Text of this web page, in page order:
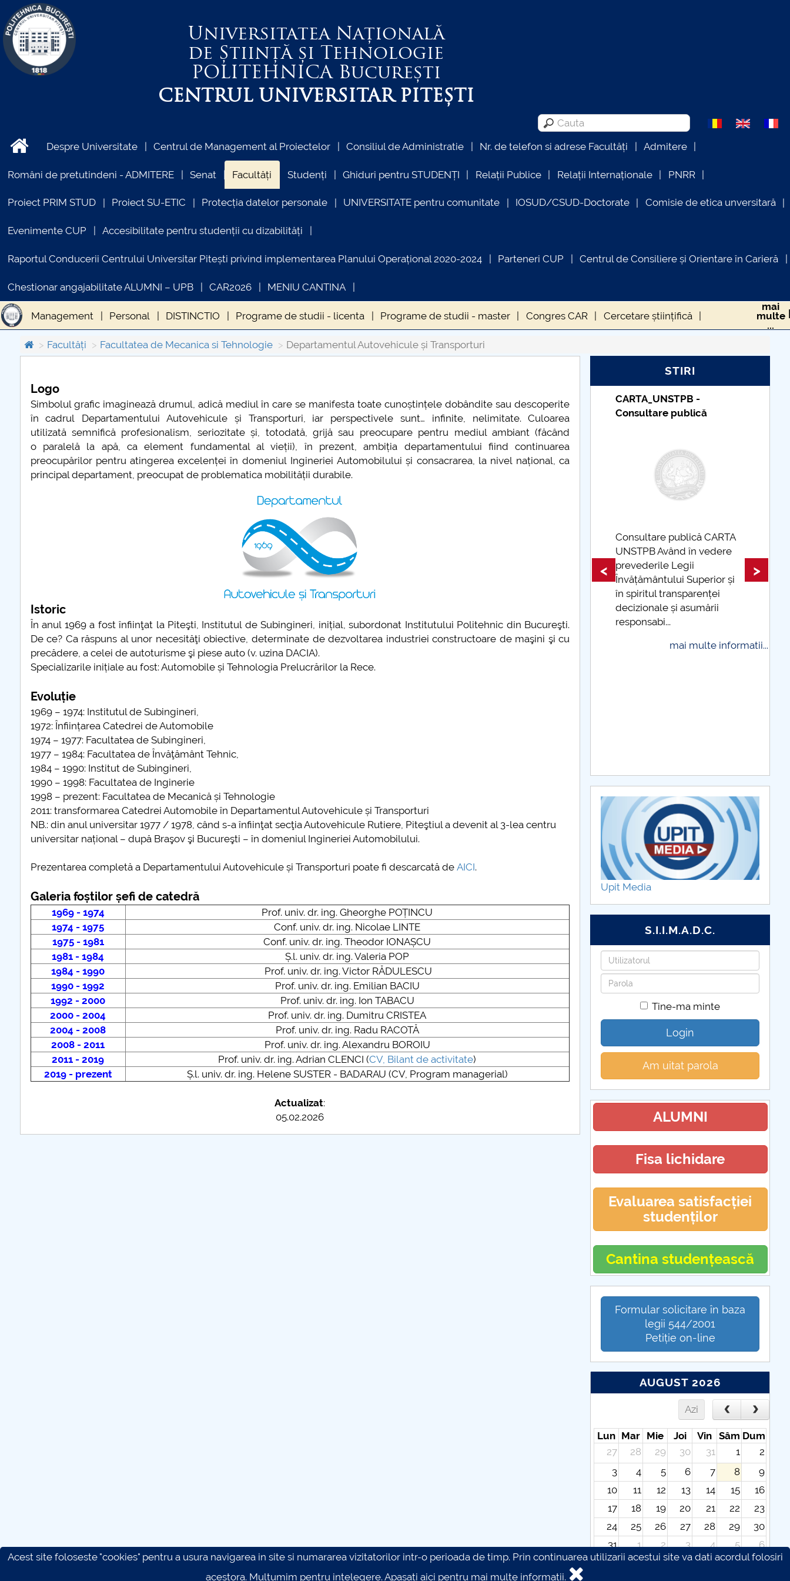
Universitatea Națională
de Știință și Tehnologie
POLITEHNICABucurești
CENTRUL UNIVERSITAR PITEȘTI
Despre Universitate Centrul de Management al Proiectelor Consiliul de Administratie Nr. de telefon si adrese Facultăți Admitere
Români de pretutindeni - ADMITERE Senat Facultăți Studenți Ghiduri pentru STUDENȚI Relații Publice Relații Internaționale PNRR
Proiect PRIM STUD Proiect SU-ETIC Protecția datelor personale UNIVERSITATE pentru comunitate IOSUD/CSUD-Doctorate Comisie de etica unversitară
Evenimente CUP Accesibilitate pentru studenții cu dizabilități
Raportul Conducerii Centrului Universitar Pitești privind implementarea Planului Operațional 2020-2024 Parteneri CUP Centrul de Consiliere și Orientare în Carieră
Chestionar angajabilitate ALUMNI – UPB CAR2026 MENIU CANTINA
Management Personal DISTINCTIO Programe de studii - licenta Programe de studii - master Congres CAR Cercetare științifică
Sesiunea de comunicări studențești Arena opiniilor Proiectul studentesc KLC Proiect studentesc - formula EASTER
mai
multe
...
Facultăți
Facultatea de Mecanica si Tehnologie Departamentul Autovehicule și Transporturi
Logo
Simbolul grafic imaginează drumul, adică mediul în care se manifesta toate cunoștințele dobândite sau descoperite
în cadrul Departamentului Autovehicule și Transporturi, iar perspectivele sunt… infinite, nelimitate. Culoarea
utilizată semnifică profesionalism, seriozitate și, totodată, grijă sau preocupare pentru mediul ambiant (făcând
o paralelă la apă, ca element fundamental al vieții), în prezent, ambiția departamentului fiind continuarea
preocupărilor pentru atingerea excelenței în domeniul Ingineriei Automobilului și consacrarea, la nivel național, ca
principal departament, preocupat de problematica mobilității durabile.
Istoric
În anul 1969 a fost înfiinţat la Piteşti, Institutul de Subingineri, inițial, subordonat Institutului Politehnic din Bucureşti.
De ce? Ca răspuns al unor necesităţi obiective, determinate de dezvoltarea industriei constructoare de maşini şi cu
precădere, a celei de autoturisme şi piese auto (v. uzina DACIA).
Specializarile inițiale au fost: Automobile și Tehnologia Prelucrărilor la Rece.
Evoluție
1969 – 1974: Institutul de Subingineri,
1972: Înființarea Catedrei de Automobile
1974 – 1977: Facultatea de Subingineri,
1977 – 1984: Facultatea de Învăţământ Tehnic,
1984 – 1990: Institut de Subingineri,
1990 – 1998: Facultatea de Inginerie
1998 – prezent: Facultatea de Mecanică și Tehnologie
2011: transformarea Catedrei Automobile în Departamentul Autovehicule și Transporturi
NB.: din anul universitar 1977 / 1978, când s-a înfiinţat secţia Autovehicule Rutiere, Piteştiul a devenit al 3-lea centru
universitar național – după Braşov şi Bucureşti – în domeniul Ingineriei Automobilului.
Prezentarea completă a Departamentului Autovehicule și Transporturi poate fi descarcată de AICI.
Galeria foștilor șefi de catedră
1969 - 1974
Prof. univ. dr. ing. Gheorghe POȚINCU
1974 - 1975
Conf. univ. dr. ing. Nicolae LINTE
1975 - 1981
Conf. univ. dr. ing. Theodor IONAȘCU
1981 - 1984
Ș.l. univ. dr. ing. Valeria POP
1984 - 1990
Prof. univ. dr. ing. Victor RĂDULESCU
1990 - 1992
Prof. univ. dr. ing. Emilian BACIU
1992 - 2000
Prof. univ. dr. ing. Ion TABACU
2000 - 2004
Prof. univ. dr. ing. Dumitru CRISTEA
2004 - 2008
Prof. univ. dr. ing. Radu RACOTĂ
2008 - 2011
Prof. univ. dr. ing. Alexandru BOROIU
2011 - 2019
Prof. univ. dr. ing. Adrian CLENCI (CV, Bilant de activitate)
2019 - prezent
Ș.l. univ. dr. ing. Helene SUSTER - BADARAU (CV, Program managerial)
Actualizat:
05.02.2026
STIRI
COMUNICAT DE PRESA
PRIMSTUD 26.03.2026
COMUNICAT Eveniment de
informare și promovare a
ofertei educaționale
universitare la Colegiul
Teoretic „Ion Cantacuzino”
COMUNICAT Eveniment de
informare �...
mai multe informatii...
INFORMATII ACTE STUDII
CARTA_UNSTPB -
Consultare publică
Consultare publică CARTA
UNSTPB Având în vedere
prevederile Legii
Învățământului Superior și
în spiritul transparenței
decizionale și asumării
responsabi...
mai multe informatii...
< >
Upit Media
S.I.I.M.A.D.C.
Utilizatorul
Parola
Tine-ma minte
Login
Am uitat parola
ALUMNI
Fisa lichidare
Evaluarea satisfacției
studenților
Cantina studențească
Formular solicitare în baza
legii 544/2001
Petiție on-line
AUGUST 2026
Azi
Lun Mar Mie Joi Vin Sâm Dum
27
28 29 30 31 1
2
3
4 5 6 7 8
9
10
11 12 13 14 15
16
17
18 19 20 21 22
23
24
25 26 27 28 29
30
31
1 2 3 4 5
6
Acest site foloseste "cookies" pentru a usura navigarea in site si numararea vizitatorilor intr-o perioada de timp. Prin continuarea utilizarii acestui site va dati acordul folosiri
acestora. Multumim pentru intelegere.Apasati aici pentru mai multe informatii.